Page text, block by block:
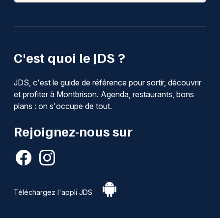
C'est quoi le JDS ?
JDS, c'est le guide de référence pour sortir, découvrir
et profiter à Montbrison. Agenda, restaurants, bons
plans : on s'occupe de tout.
Rejoignez-nous sur
Téléchargez l'appli JDS :